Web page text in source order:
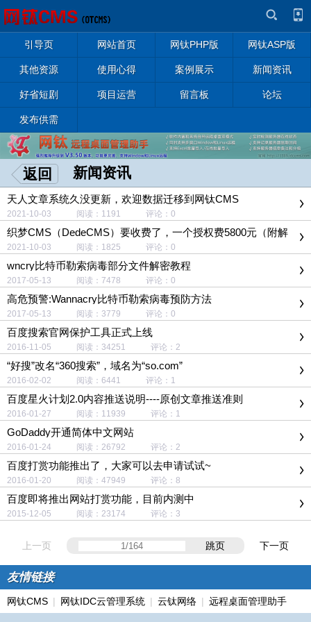
引导页 网站首页 网钛PHP版 网钛ASP版
其他资源 使用心得 案例展示 新闻资讯
好省短剧 项目运营 留言板 论坛
发布供需
返回 新闻资讯
天人文章系统久没更新，欢迎数据迁移到网钛CMS
2021-10-03 阅读：1191 评论：0
织梦CMS（DedeCMS）要收费了，一个授权费5800元（附解
决办法）
2021-10-03 阅读：1825 评论：0
wncry比特币勒索病毒部分文件解密教程
2017-05-13 阅读：7478 评论：0
高危预警:Wannacry比特币勒索病毒预防方法
2017-05-13 阅读：3779 评论：0
百度搜索官网保护工具正式上线
2016-11-05 阅读：34251 评论：2
“好搜”改名“360搜索”，域名为“so.com”
2016-02-02 阅读：6441 评论：1
百度星火计划2.0内容推送说明----原创文章推送准则
2016-01-27 阅读：11939 评论：1
GoDaddy开通简体中文网站
2016-01-24 阅读：26792 评论：2
百度打赏功能推出了，大家可以去申请试试~
2016-01-20 阅读：47949 评论：8
百度即将推出网站打赏功能，目前内测中
2015-12-05 阅读：23174 评论：3
上一页 跳页 下一页
友情链接
网钛CMS | 网钛IDC云管理系统 | 云钛网络 | 远程桌面管理助手